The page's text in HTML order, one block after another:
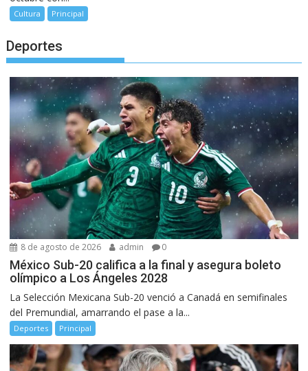
Cultura Principal
Deportes
8 de agosto de 2026 admin 0
México Sub-20 califica a la final y asegura boleto
olímpico a Los Ángeles 2028
La Selección Mexicana Sub-20 venció a Canadá en semifinales
del Premundial, amarrando el pase a la...
Deportes Principal